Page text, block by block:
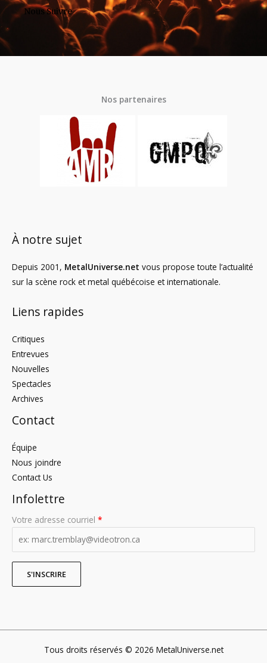
Nous Suivre
Nos partenaires
À notre sujet
Depuis 2001, MetalUniverse.net vous propose toute l’actualité
sur la scène rock et metal québécoise et internationale.
Liens rapides
Critiques
Entrevues
Nouvelles
Spectacles
Archives
Contact
Équipe
Nous joindre
Contact Us
Infolettre
Votre adresse courriel *
Tous droits réservés © 2026 MetalUniverse.net